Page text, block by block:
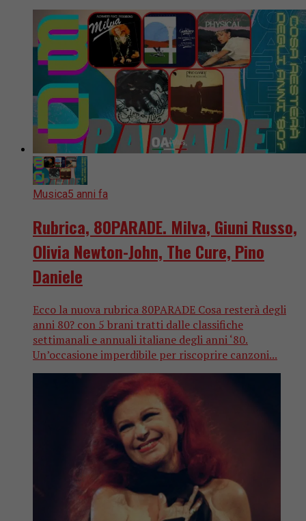
Musica5 anni fa
Rubrica, 80PARADE. Milva, Giuni Russo,
Olivia Newton-John, The Cure, Pino
Daniele
Ecco la nuova rubrica 80PARADE Cosa resterà degli
anni 80? con 5 brani tratti dalle classifiche
settimanali e annuali italiane degli anni ‘80.
Un’occasione imperdibile per riscoprire canzoni...